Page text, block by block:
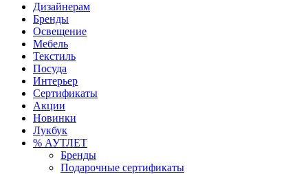
Дизайнерам
Бренды
Освещение
Мебель
Текстиль
Посуда
Интерьер
Сертификаты
Акции
Новинки
Лукбук
% АУТЛЕТ
Бренды
Подарочные сертификаты